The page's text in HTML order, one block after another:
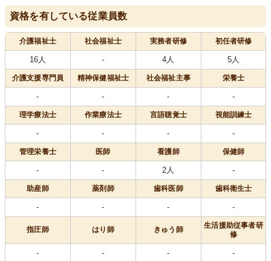
資格を有している従業員数
介護福祉士 社会福祉士 実務者研修 初任者研修
16人 - 4人 5人
介護支援専門員 精神保健福祉士 社会福祉主事 栄養士
- - - -
理学療法士 作業療法士 言語聴覚士 視能訓練士
- - - -
管理栄養士 医師 看護師 保健師
- - 2人 -
助産師 薬剤師 歯科医師 歯科衛生士
- - - -
指圧師 はり師 きゅう師
生活援助従事者研
修
- - - -